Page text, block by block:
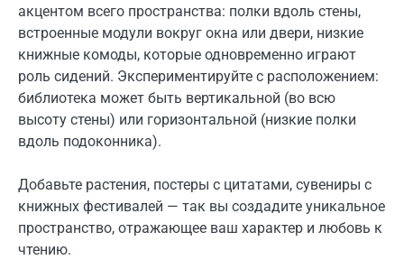
акцентом всего пространства: полки вдоль стены,
встроенные модули вокруг окна или двери, низкие
книжные комоды, которые одновременно играют
роль сидений. Экспериментируйте с расположением:
библиотека может быть вертикальной (во всю
высоту стены) или горизонтальной (низкие полки
вдоль подоконника).
Добавьте растения, постеры с цитатами, сувениры с
книжных фестивалей — так вы создадите уникальное
пространство, отражающее ваш характер и любовь к
чтению.